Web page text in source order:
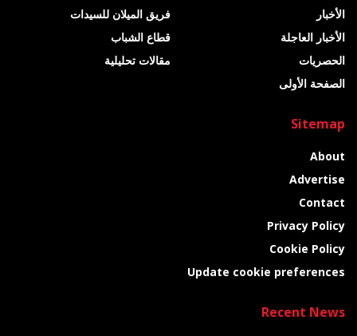
الأخبار
الأخبار العاجلة
الحصريات
الصفحة الأولى
فريق الميلان للسيدات
قطاع الشباب
مقالات تحليلية
Sitemap
About
Advertise
Contact
Privacy Policy
Cookie Policy
Update cookie preferences
Recent News